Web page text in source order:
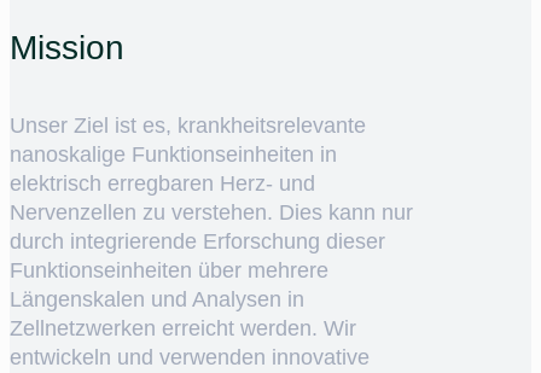
Mission
Unser Ziel ist es, krankheitsrelevante
nanoskalige Funktionseinheiten in
elektrisch erregbaren Herz- und
Nervenzellen zu verstehen. Dies kann nur
durch integrierende Erforschung dieser
Funktionseinheiten über mehrere
Längenskalen und Analysen in
Zellnetzwerken erreicht werden. Wir
entwickeln und verwenden innovative